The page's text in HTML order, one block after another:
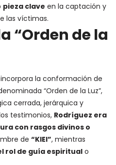
pieza clave en la captación y
las víctimas.
“Orden de la
la conformación de
“Orden de la Luz”,
cerrada, jerárquica y
testimonios, Rodríguez era
con rasgos divinos o
de“KIEI”, mientras
rol de guía espiritual o